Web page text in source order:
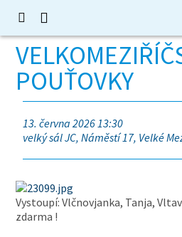
POUŤOVKY
13. června 2026 13:30
velký sál JC, Náměstí 17, Velké
Vystoupí: Vlčnovjanka, Tanja,
zdarma !